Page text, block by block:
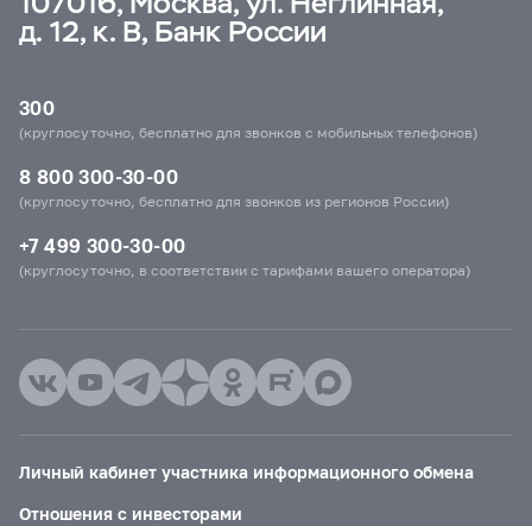
д. 12, к. В, Банк России
300
(круглосуточно, бесплатно для звонков с мобильных телефонов)
8 800 300-30-00
(круглосуточно, бесплатно для звонков из регионов России)
+7 499 300-30-00
(круглосуточно, в соответствии с тарифами вашего оператора)
Личный кабинет участника информационного обмена
Отношения с инвесторами